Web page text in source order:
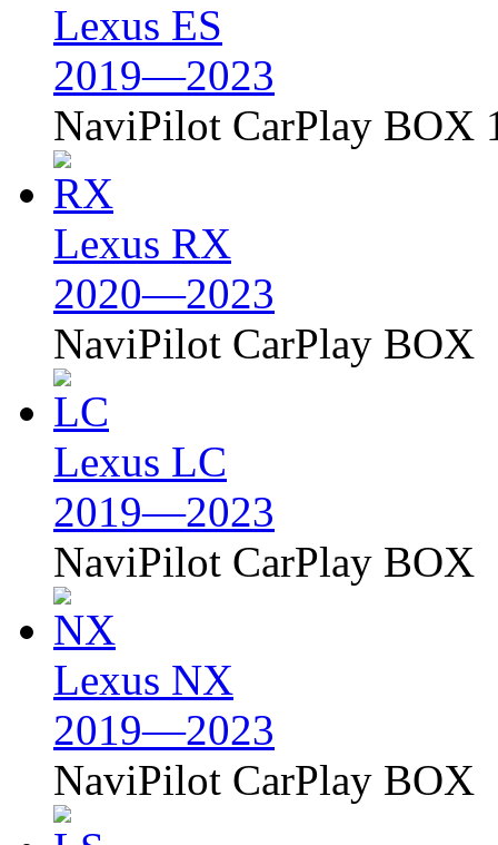
Lexus ES
2019—2023
NaviPilot CarPlay BOX
Lexus RX
2020—2023
NaviPilot CarPlay BOX
Lexus LC
2019—2023
NaviPilot CarPlay BOX
Lexus NX
2019—2023
NaviPilot CarPlay BOX